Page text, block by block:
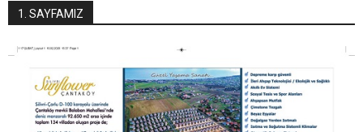
1. SAYFAMIZ